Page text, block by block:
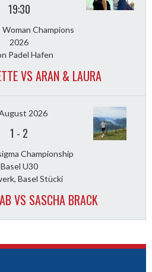
19:30
Champions
2026
Padel Hafen
VS ARAN & LAURA
2026
1 - 2
Championship
Basel U30
Basel Stücki
VS SASCHA BRACK